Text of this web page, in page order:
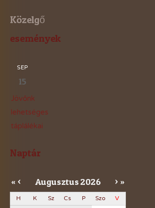
Közelgő
események
SEP
15
Jövőnk
lehetséges
táplálékai
Naptár
« < Augusztus2026 > »
H K Sz Cs P Szo V